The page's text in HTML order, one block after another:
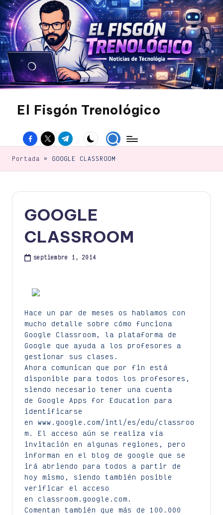
Saltar
al
contenido
El Fisgón Trenológico
sitio
noticias
tecnología
Facebook
Twitter
Canal
Telegram
Portada » GOOGLE CLASSROOM
GOOGLE
CLASSROOM
septiembre 1, 2014
Hace un par de meses os hablamos con
mucho detalle sobre cómo funciona
Google Classroom, la plataforma de
Google que ayuda a los profesores a
gestionar sus clases.
Ahora comunican que por fin está
disponible para todos los profesores,
siendo necesario tener una cuenta
de Google Apps for Education para
identificarse
en www.google.com/intl/es/edu/classroo
m. El acceso aún se realiza vía
invitación en algunas regiones, pero
informan en el blog de google que se
irá abriendo para todos a partir de
hoy mismo, siendo también posible
verificar el acceso
en classroom.google.com.
Comentan también que más de 100.000